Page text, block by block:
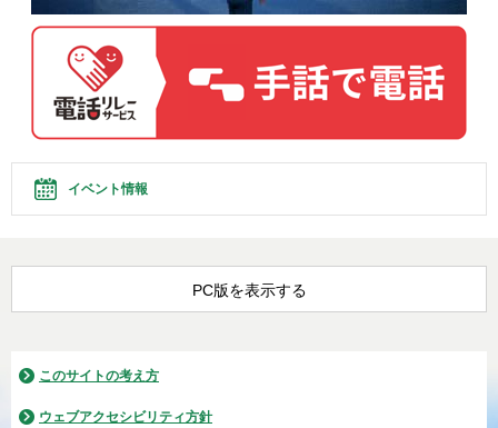
イベント情報
PC版を表示する
このサイトの考え方
ウェブアクセシビリティ方針